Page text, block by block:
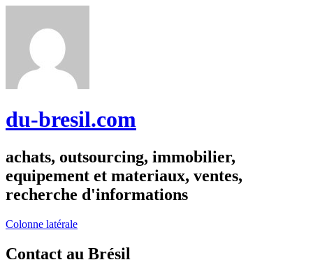
du-bresil.com
achats, outsourcing, immobilier,
equipement et materiaux, ventes,
recherche d'informations
Colonne latérale
Contact au Brésil